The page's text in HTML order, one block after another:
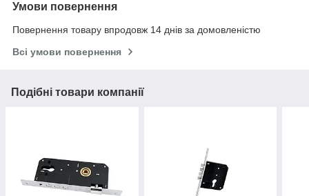
Умови повернення
Повернення товару впродовж 14 днів за домовленістю
Всі умови повернення
Подібні товари компанії